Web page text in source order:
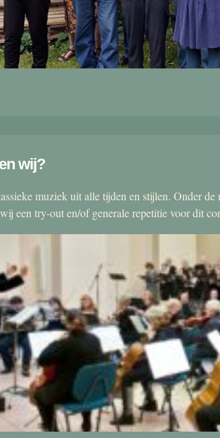
wij?
muziek uit alle tijden en stijlen. Onder
een try-out en/of generale repetitie voor dit